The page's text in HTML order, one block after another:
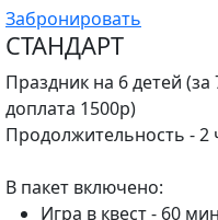
Забронировать
СТАНДАРТ
Праздник на 6 детей (за
доплата 1500р)
Продолжительность - 2
В пакет включено:
Игра в квест - 60